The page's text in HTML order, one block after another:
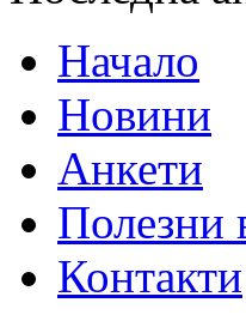
Начало
Новини
Анкети
Полезни
Контакти